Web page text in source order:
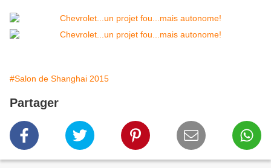
#Salon de Shanghai 2015
Partager